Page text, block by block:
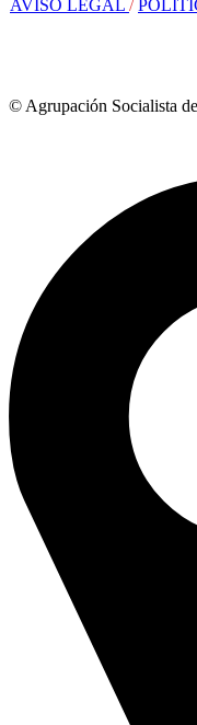
AVISO LEGAL /
© Agrupación Socialista